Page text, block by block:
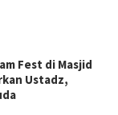
Fest di Masjid
Ustadz,